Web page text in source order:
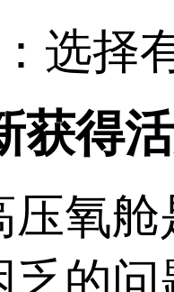
选择
获得
压氧